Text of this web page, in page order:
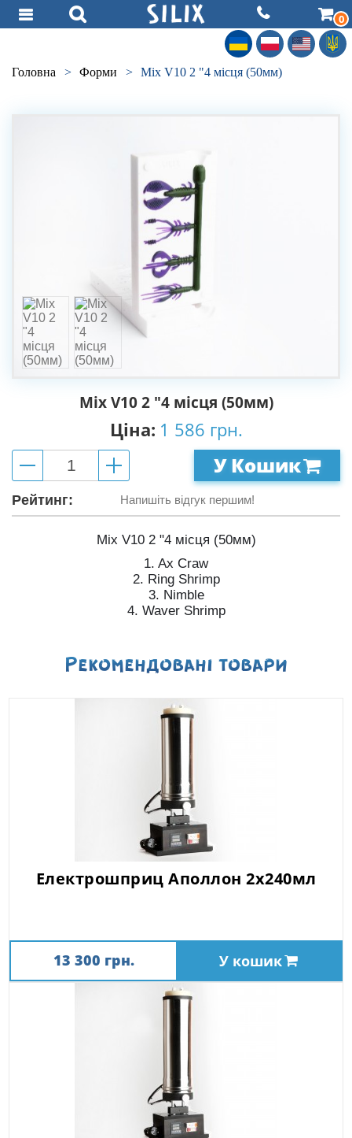
0
Головна > Форми > Mix V10 2 "4 місця (50мм)
Mix V10 2 "4 місця (50мм)
Ціна: 1 586 грн.
У Кошик
Рейтинг: Напишіть відгук першим!
Mix V10 2 "4 місця (50мм)
1. Ax Craw
2. Ring Shrimp
3. Nimble
4. Waver Shrimp
Рекомендованi товари
Електрошприц Аполлон 2х240мл
13 300 грн. У кошик